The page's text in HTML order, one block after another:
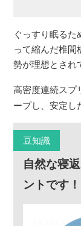
ぐっすり眠るた
って縮んだ椎間
勢が理想とされ
高密度連続スプ
ープし、安定し
豆知識
自然な寝
ントです！